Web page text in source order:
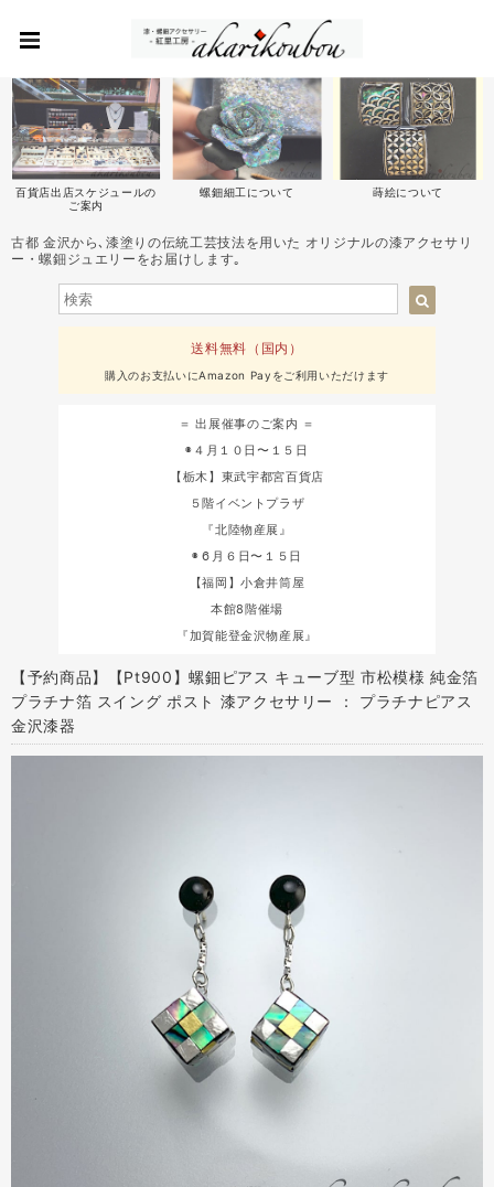
百貨店出店スケジュールの
ご案内
螺鈿細工について 蒔絵について
古都 金沢から､漆塗りの伝統工芸技法を用いた オリジナルの漆アクセサリ
ー・螺鈿ジュエリーをお届けします｡
送料無料（国内）
購入のお支払いにAmazon Payをご利用いただけます
＝ 出展催事のご案内 ＝
◉４月１０日〜１５日
【栃木】東武宇都宮百貨店
５階イベントプラザ
『北陸物産展』
◉６月６日〜１５日
【福岡】小倉井筒屋
本館8階催場
『加賀能登金沢物産展』
【予約商品】【Pt900】螺鈿ピアス キューブ型 市松模様 純金箔
プラチナ箔 スイング ポスト 漆アクセサリー ： プラチナピアス
金沢漆器